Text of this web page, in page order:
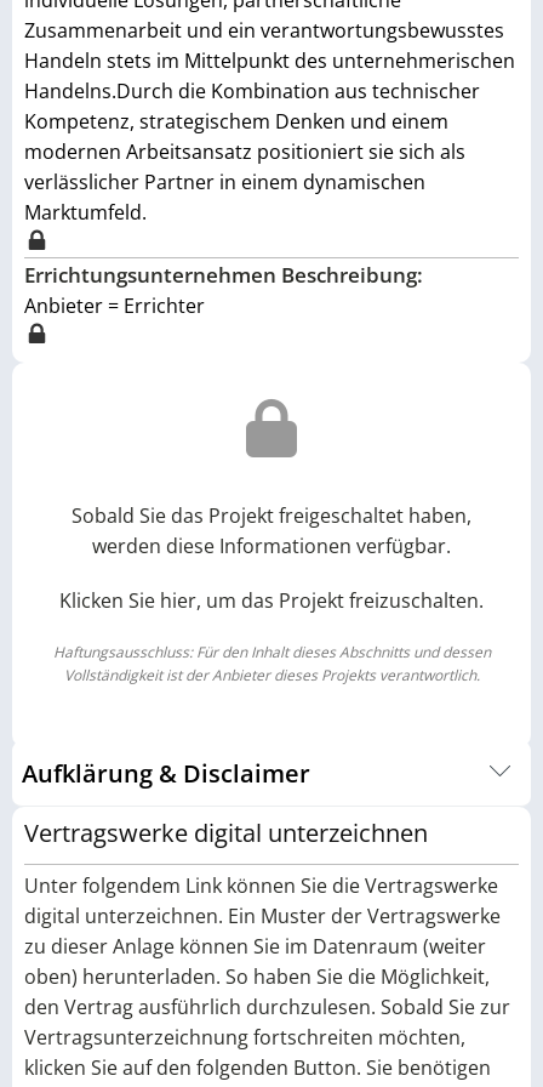
Zusammenarbeit und ein verantwortungsbewusstes
Handeln stets im Mittelpunkt des unternehmerischen
Handelns.Durch die Kombination aus technischer
Kompetenz, strategischem Denken und einem
modernen Arbeitsansatz positioniert sie sich als
verlässlicher Partner in einem dynamischen
Marktumfeld.
Errichtungsunternehmen Beschreibung:
Anbieter = Errichter
Sobald Sie das Projekt freigeschaltet haben,
werden diese Informationen verfügbar.
Klicken Sie hier, um das Projekt freizuschalten.
Haftungsausschluss: Für den Inhalt dieses Abschnitts und dessen
Vollständigkeit ist der Anbieter dieses Projekts verantwortlich.
Aufklärung & Disclaimer
Um Ihnen eine fundierte Entscheidungsgrundlage zu bieten,
haben wir auf einer eigenen Unterseite alle wichtigen
Informationen rund um ein Photovoltaik-Investment
gebündelt. Dort werden Chancen, Risiken sowie
wirtschaftliche Rahmenbedingungen ausführlich erläutert.
Die Inhalte sind bewusst detailliert aufbereitet und stellen
eine wichtige Grundlage für das Verständnis des
Investments dar. Wir empfehlen daher, diese Seite vor einer
Investitionsentscheidung vollständig zu lesen. Zur
Unterseite: Solar Investment
Vertragswerke digital unterzeichnen
Unter folgendem Link können Sie die Vertragswerke
digital unterzeichnen. Ein Muster der Vertragswerke
zu dieser Anlage können Sie im Datenraum (weiter
oben) herunterladen. So haben Sie die Möglichkeit,
den Vertrag ausführlich durchzulesen. Sobald Sie zur
Vertragsunterzeichnung fortschreiten möchten,
klicken Sie auf den folgenden Button. Sie benötigen